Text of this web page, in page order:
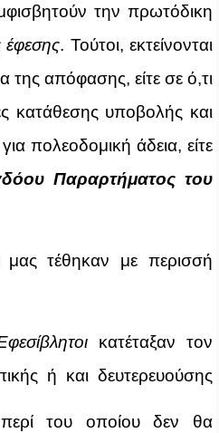
την πρωτόδικη
έφεσης. Τούτοι, εκτείνονται
απόφασης, είτε σε ό,τι
κατάθεσης υποβολής και
πολεοδομική άδεια, είτε
Παραρτήματος του
τέθηκαν με περισσή
κατέταξαν τον
ή και δευτερευούσης
του οποίου δεν θα